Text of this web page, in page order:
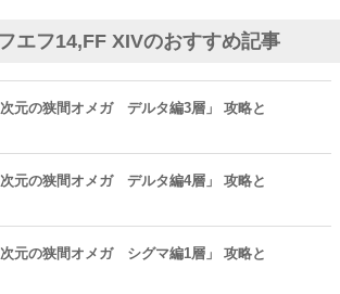
エフ14,FF XIVのおすすめ記事
次元の狭間オメガ デルタ編3層」 攻略と
次元の狭間オメガ デルタ編4層」 攻略と
次元の狭間オメガ シグマ編1層」 攻略と